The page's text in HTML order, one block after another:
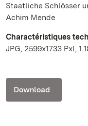
Staatliche Schlösser
Achim Mende
Charactéristiques
JPG, 2599x1733 Pxl,
Download